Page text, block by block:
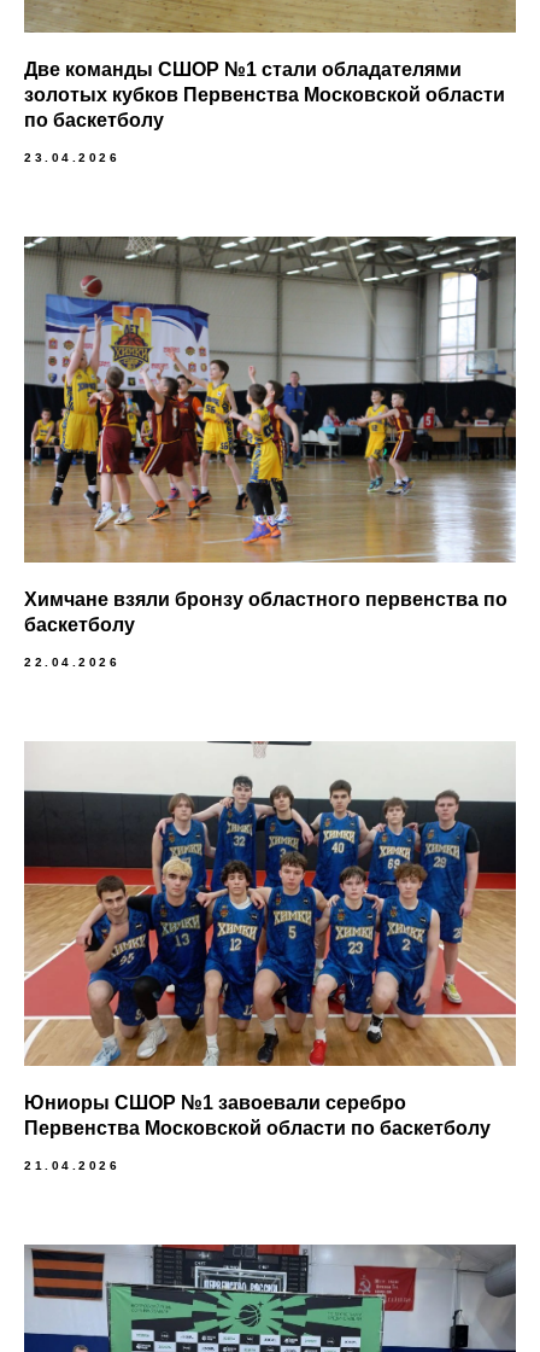
Две команды СШОР №1 стали обладателями
золотых кубков Первенства Московской области
по баскетболу
23.04.2026
Химчане взяли бронзу областного первенства по
баскетболу
22.04.2026
Юниоры СШОР №1 завоевали серебро
Первенства Московской области по баскетболу
21.04.2026